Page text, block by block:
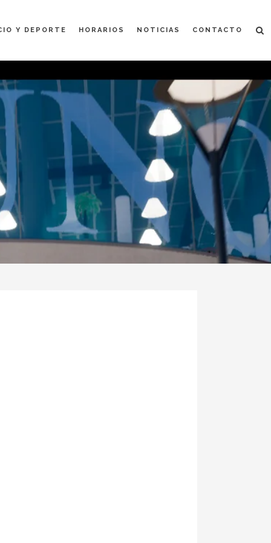
Y DEPORTE HORARIOS NOTICIAS CONTACTO